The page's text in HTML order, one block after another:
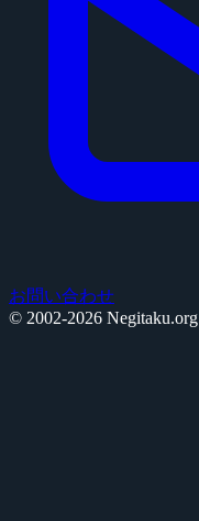
お問い合わせ
© 2002-2026 Negitaku.org